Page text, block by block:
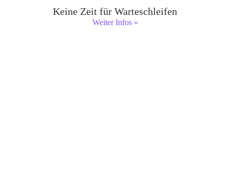
Keine Zeit für Warteschleifen
Weiter Infos »